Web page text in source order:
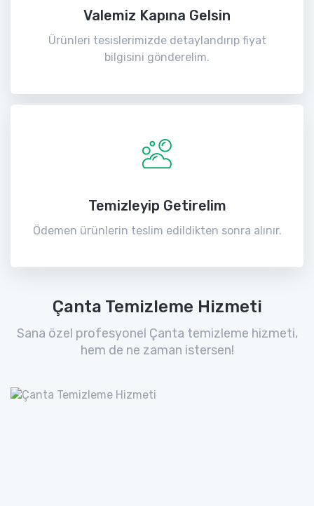
Valemiz Kapına Gelsin
Ürünleri tesislerimizde detaylandırıp fiyat
bilgisini gönderelim.
Temizleyip Getirelim
Ödemen ürünlerin teslim edildikten sonra alınır.
Çanta Temizleme Hizmeti
Sana özel profesyonel Çanta temizleme hizmeti,
hem de ne zaman istersen!